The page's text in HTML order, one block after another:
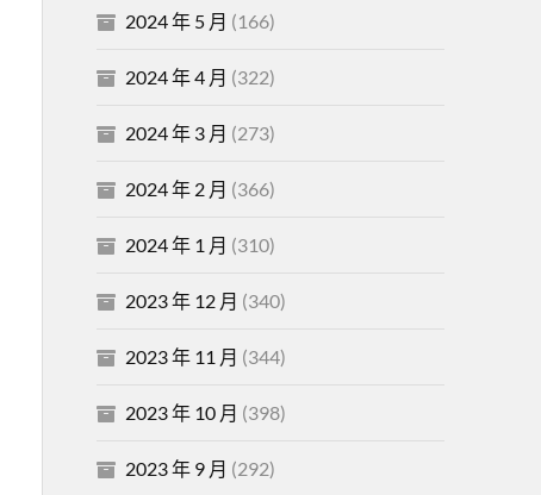
2024 年 5 月 (166)
2024 年 4 月 (322)
2024 年 3 月 (273)
2024 年 2 月 (366)
2024 年 1 月 (310)
2023 年 12 月 (340)
2023 年 11 月 (344)
2023 年 10 月 (398)
2023 年 9 月 (292)